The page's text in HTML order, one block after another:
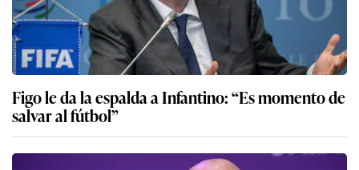
Figo le da la espalda a Infantino: “Es momento de
salvar al fútbol”